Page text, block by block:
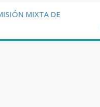
MIXTA DE